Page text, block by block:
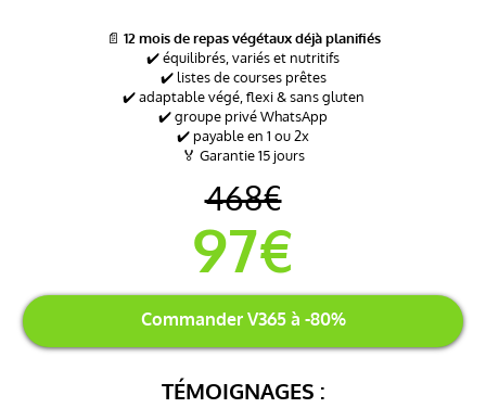
📄 12 mois de repas végétaux déjà planifiés
✔️ équilibrés, variés et nutritifs
✔️ listes de courses prêtes
✔️ adaptable végé, flexi & sans gluten
✔️ groupe privé WhatsApp
✔️ payable en 1 ou 2x
🏅 Garantie 15 jours
468€
97€
Commander V365 à -80%
TÉMOIGNAGES :